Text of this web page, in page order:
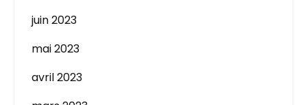
juin 2023
mai 2023
avril 2023